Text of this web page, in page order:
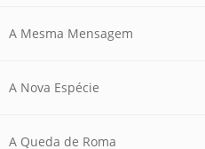
A Mesma Mensagem
A Nova Espécie
A Queda de Roma